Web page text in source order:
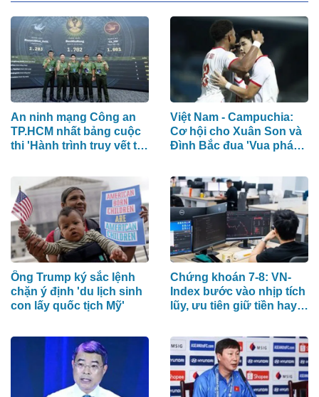
An ninh mạng Công an
TP.HCM nhất bảng cuộc
thi 'Hành trình truy vết tội
Việt Nam - Campuchia:
Cơ hội cho Xuân Son và
Đình Bắc đua 'Vua phá
Ông Trump ký sắc lệnh
chặn ý định 'du lịch sinh
con lấy quốc tịch Mỹ'
Chứng khoán 7-8: VN-
Index bước vào nhịp tích
lũy, ưu tiên giữ tiền hay